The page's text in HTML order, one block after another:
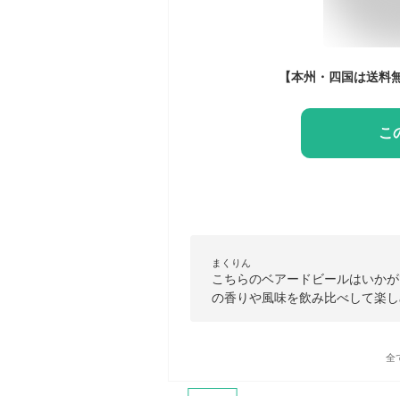
こ
まくりん
こちらのベアードビールはいか
の香りや風味を飲み比べして楽
全